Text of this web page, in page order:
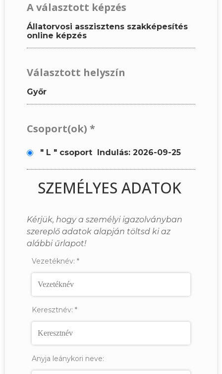
A választott képzés
Állatorvosi asszisztens szakképesítés
online képzés
Választott helyszín
Győr
Csoport(ok) *
" L " csoport Indulás: 2026-09-25
SZEMÉLYES ADATOK
Kérjük, hogy a személyi igazolványban
szereplő adatok alapján töltsd ki az
alábbi űrlapot!
Vezetéknév: *
Keresztnév: *
Anyja leánykori neve: